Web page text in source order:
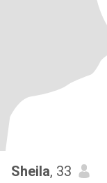
Sheila, 33